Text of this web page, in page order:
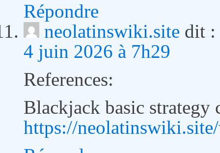
Répondre
neolatinswiki.site dit :
4 juin 2026 à 7h29
References:
Blackjack basic strategy
https://